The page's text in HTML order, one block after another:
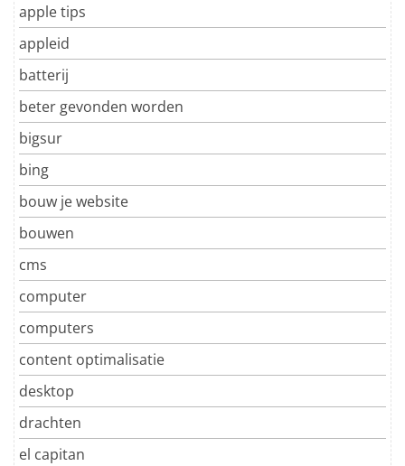
apple tips
appleid
batterij
beter gevonden worden
bigsur
bing
bouw je website
bouwen
cms
computer
computers
content optimalisatie
desktop
drachten
el capitan